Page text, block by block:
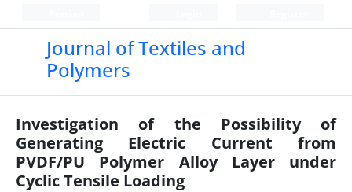
Journal of Textiles and
Polymers
Investigation of the Possibility of
Generating Electric Current from
PVDF/PU Polymer Alloy Layer under
Cyclic Tensile Loading